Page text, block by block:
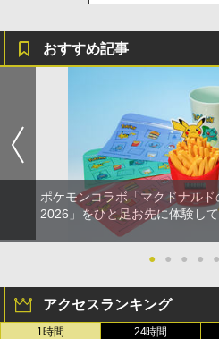
おすすめ記事
ポケモンコラボ「マクドナル
2026」をひと足お先に体験し
● ● ● ● ●
アクセスランキング
1時間 24時間